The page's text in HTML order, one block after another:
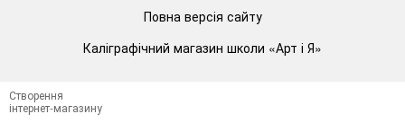
Повна версія сайту
Каліграфічний магазин школи «Арт і Я»
Створення
інтернет-магазину